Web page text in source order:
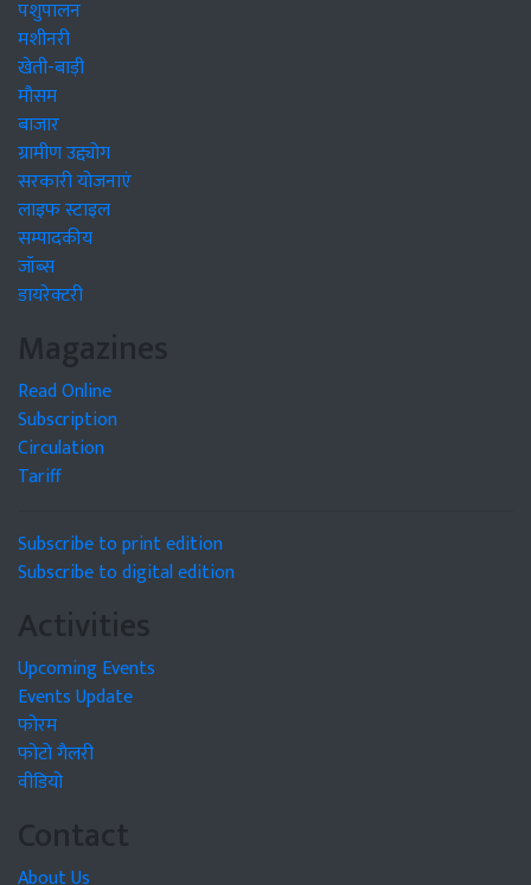
पशुपालन
मशीनरी
खेती-बाड़ी
मौसम
बाजार
ग्रामीण उद्द्योग
सरकारी योजनाएं
लाइफ स्टाइल
सम्पादकीय
जॉब्स
डायरेक्टरी
Magazines
Read Online
Subscription
Circulation
Tariff
Subscribe to print edition
Subscribe to digital edition
Activities
Upcoming Events
Events Update
फोरम
फोटो गैलरी
वीडियो
Contact
About Us